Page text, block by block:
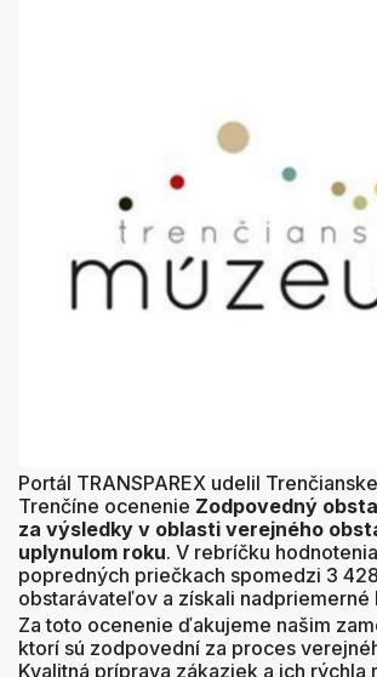
Portál TRANSPAREX udelil
Trenčíne ocenenie Zodpovedný
za výsledky v oblasti verejného
uplynulom roku. V rebríčku
popredných priečkach spomedzi 3
obstarávateľov a získali nadpriemerné
Za toto ocenenie ďakujeme našim
ktorí sú zodpovední za proces
Kvalitná príprava zákaziek a ich rýchla